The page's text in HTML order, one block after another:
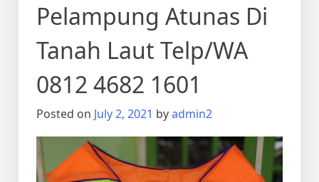
Pelampung Atunas Di
Tanah Laut Telp/WA
0812 4682 1601
Posted on July 2, 2021 byadmin2